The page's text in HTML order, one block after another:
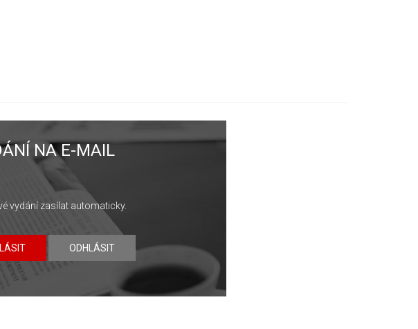
NA E-MAIL
vydání zasílat automaticky.
ODHLÁSIT